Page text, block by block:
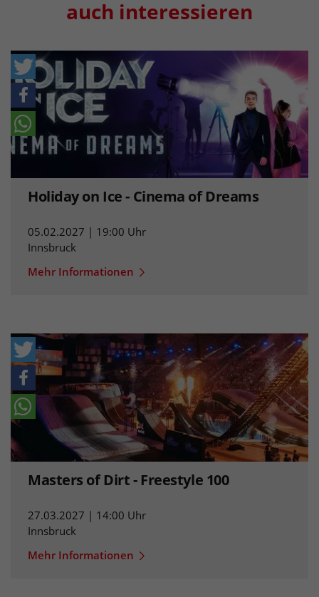
auch interessieren
Holiday on Ice - Cinema of Dreams
05.02.2027 | 19:00 Uhr
Innsbruck
Mehr Informationen
Masters of Dirt - Freestyle 100
27.03.2027 | 14:00 Uhr
Innsbruck
Mehr Informationen